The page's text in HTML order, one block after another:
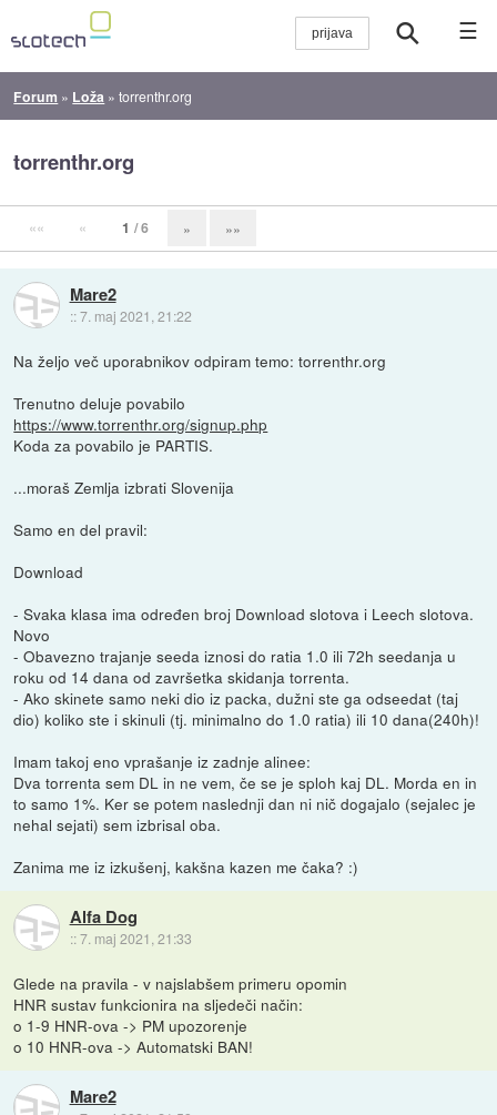
☰
Forum » Loža »torrenthr.org
torrenthr.org
«« « 1 / 6 » »»
Mare2
::7. maj 2021, 21:22
Na željo več uporabnikov odpiram temo: torrenthr.org
Trenutno deluje povabilo
https://www.torrenthr.org/signup.php
Koda za povabilo je PARTIS.
...moraš Zemlja izbrati Slovenija
Samo en del pravil:
Download
- Svaka klasa ima određen broj Download slotova i Leech slotova.
Novo
- Obavezno trajanje seeda iznosi do ratia 1.0 ili 72h seedanja u
roku od 14 dana od završetka skidanja torrenta.
- Ako skinete samo neki dio iz packa, dužni ste ga odseedat (taj
dio) koliko ste i skinuli (tj. minimalno do 1.0 ratia) ili 10 dana(240h)!
Imam takoj eno vprašanje iz zadnje alinee:
Dva torrenta sem DL in ne vem, če se je sploh kaj DL. Morda en in
to samo 1%. Ker se potem naslednji dan ni nič dogajalo (sejalec je
nehal sejati) sem izbrisal oba.
Zanima me iz izkušenj, kakšna kazen me čaka? :)
Alfa Dog
::7. maj 2021, 21:33
Glede na pravila - v najslabšem primeru opomin
HNR sustav funkcionira na sljedeči način:
o 1-9 HNR-ova -> PM upozorenje
o 10 HNR-ova -> Automatski BAN!
Mare2